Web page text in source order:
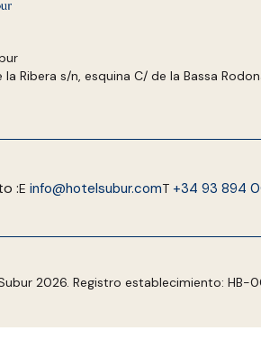
la Ribera s/n, esquina C/ de la Bassa
:E info@hotelsubur.comT +34 93 894
2026. Registro establecimiento: HB-